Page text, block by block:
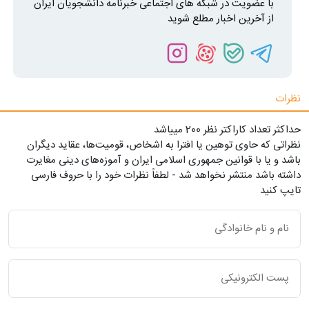
با عضویت در شبکه های اجتماعی خبرنامه دانشجویان ایران
از آخرین اخبار مطلع شوید
نظرات
حداکثر تعداد کاراکتر نظر 200 ميياشد
نظراتی که حاوی توهین یا افترا به اشخاص، قومیت‌ها، عقاید دیگران
باشد و یا با قوانین جمهوری اسلامی ایران و آموزه‌های دینی مغایرت
داشته باشد منتشر نخواهد شد - لطفاً نظرات خود را با حروف فارسی
تایپ کنید